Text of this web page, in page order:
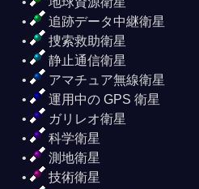
追跡データ中継衛星
捜索救助衛星
静止通信衛星
アマチュア無線衛星
運用中の GPS 衛星
ガリレオ衛星
科学衛星
測地衛星
技術衛星